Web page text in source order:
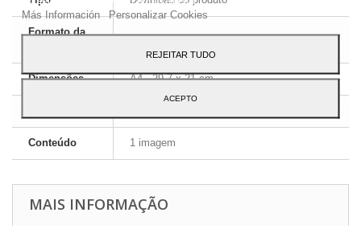
Formato da
JPEG HD
Dimensões A4 - 29,7 x 21 cm
Conteúdo 1 imagem
MAIS INFORMAÇÃO
Más Información Personalizar Cookies
REJEITAR TUDO
ACEPTO